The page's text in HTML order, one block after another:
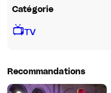
Catégorie
📺TV
Recommandations